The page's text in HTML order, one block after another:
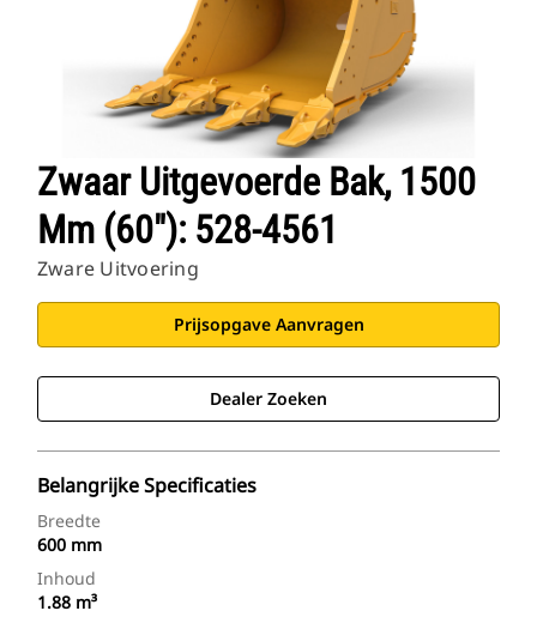
Zwaar Uitgevoerde Bak, 1500
Mm (60"): 528-4561
Zware Uitvoering
Prijsopgave Aanvragen
Dealer Zoeken
Belangrijke Specificaties
Breedte
600 mm
Inhoud
1.88 m³